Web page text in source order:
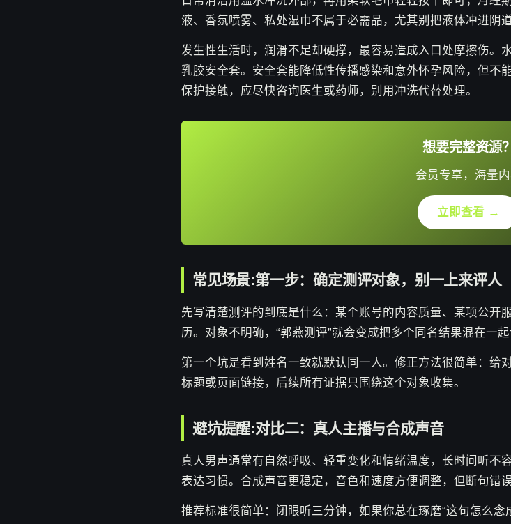
液、香氛喷雾、私处湿巾不属于必需品，尤其别把液体冲进阴
发生性生活时，润滑不足却硬撑，最容易造成入口处摩擦伤。
乳胶安全套。安全套能降低性传播感染和意外怀孕风险，但不
保护接触，应尽快咨询医生或药师，别用冲洗代替处理。
想要完整资源？
会员专享，海量
立即查看 →
常见场景:第一步：确定测评对象，别一上来评人
先写清楚测评的到底是什么：某个账号的内容质量、某项公开
历。对象不明确，“郭燕测评”就会变成把多个同名结果混在一
第一个坑是看到姓名一致就默认同一人。修正方法很简单：给
标题或页面链接，后续所有证据只围绕这个对象收集。
避坑提醒:对比二：真人主播与合成声音
真人男声通常有自然呼吸、轻重变化和情绪温度，长时间听不
表达习惯。合成声音更稳定，音色和速度方便调整，但断句错
推荐标准很简单：闭眼听三分钟，如果你总在琢磨“这句怎么